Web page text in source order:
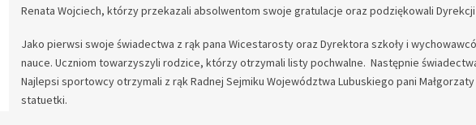
Renata Wojciech, którzy przekazali absolwentom swoje gratulacje oraz podziękowali
Jako pierwsi swoje świadectwa z rąk pana Wicestarosty oraz Dyrektora szkoły i
nauce. Uczniom towarzyszyli rodzice, którzy otrzymali listy pochwalne. Następnie
Najlepsi sportowcy otrzymali z rąk Radnej Sejmiku Województwa Lubuskiego pani
statuetki.